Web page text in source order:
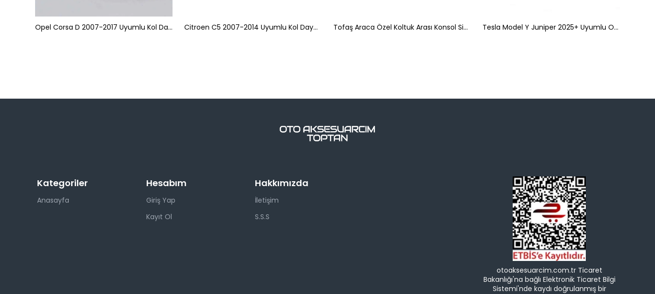
Opel Corsa D 2007-2017 Uyumlu Kol Dayama Kolçak Montaj Bağlantı Aparatı Citroen C5 2007-2014 Uyumlu Kol Dayama Kolçak Montaj Bağlantı Aparatı Tofaş Araca Özel Koltuk Arası Konsol Siyah Tesla Model Y Juniper 2025+ Uyumlu Orta Konsol Düzenleyici Raf Saklama Kutusu Siyah
Kategoriler
Anasayfa
Hesabım
Giriş Yap
Kayıt Ol
Hakkımızda
İletişim
S.S.S
otoaksesuarcim.com.tr Ticaret
Bakanlığı'na bağlı Elektronik Ticaret Bilgi
Sistemi'nde kaydı doğrulanmış bir